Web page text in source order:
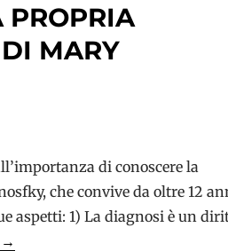
PROPRIA
MARY
di conoscere la
che convive da oltre 12
aspetti: 1) La diagnosi è un
I→